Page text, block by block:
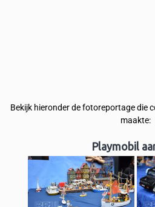
Bekijk hieronder de fotoreportage die
maakte:
Playmobil